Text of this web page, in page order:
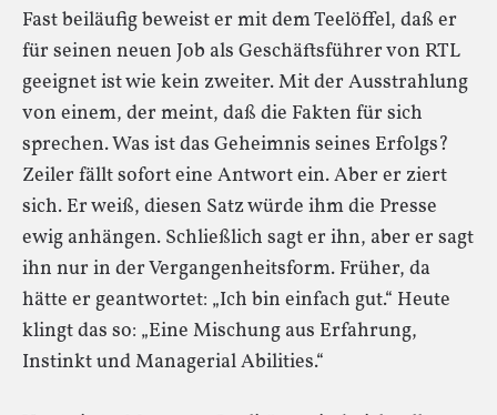
Fast beiläufig beweist er mit dem Teelöffel, daß er
für seinen neuen Job als Geschäftsführer von RTL
geeignet ist wie kein zweiter. Mit der Ausstrahlung
von einem, der meint, daß die Fakten für sich
sprechen. Was ist das Geheimnis seines Erfolgs?
Zeiler fällt sofort eine Antwort ein. Aber er ziert
sich. Er weiß, diesen Satz würde ihm die Presse
ewig anhängen. Schließlich sagt er ihn, aber er sagt
ihn nur in der Vergangenheitsform. Früher, da
hätte er geantwortet: „Ich bin einfach gut.“ Heute
klingt das so: „Eine Mischung aus Erfahrung,
Instinkt und Managerial Abilities.“